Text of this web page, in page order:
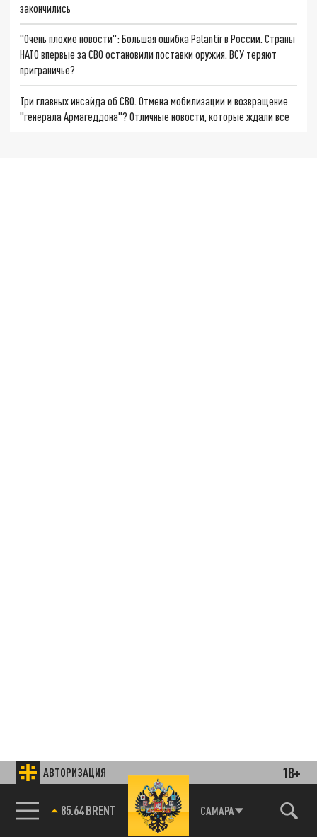
АВТОРИЗАЦИЯ 18+
85.64 BRENT САМАРА
закончились
"Очень плохие новости": Большая ошибка Palantir в России. Страны
НАТО впервые за СВО остановили поставки оружия. ВСУ теряют
приграничье?
Три главных инсайда об СВО. Отмена мобилизации и возвращение
"генерала Армагеддона"? Отличные новости, которые ждали все